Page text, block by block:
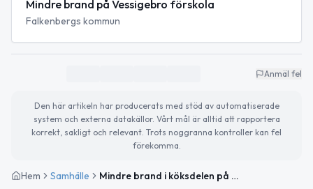
Mindre brand på Vessigebro förskola
Falkenbergs kommun
Anmäl fel
Den här artikeln har producerats med stöd av automatiserade
system och externa datakällor. Vårt mål är alltid att rapportera
korrekt, sakligt och relevant. Trots noggranna kontroller kan fel
förekomma.
Hem Samhälle Mindre brand i köksdelen på Vessigebro förskola – alla i säkerhet